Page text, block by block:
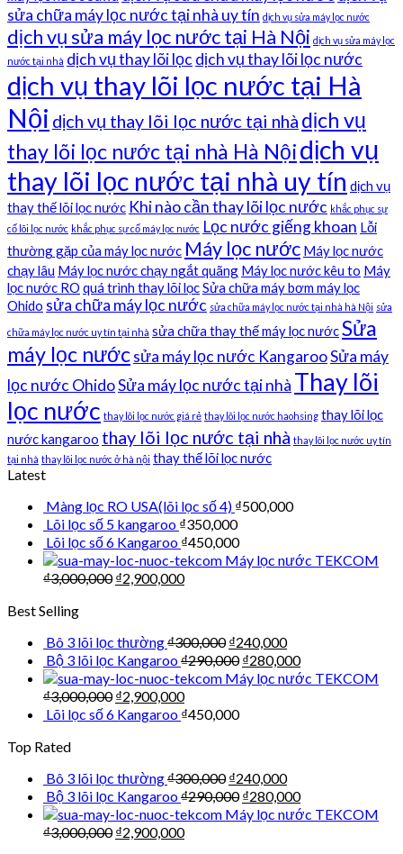
sửa chữa máy lọc nước tại nhà uy tín dịch vụ sửa máy lọc nước
dịch vụ sửa máy lọc nước tại Hà Nội dịch vụ sửa máy lọc
nước tại nhà dịch vụ thay lõi lọc dịch vụ thay lõi lọc nước
dịch vụ thay lõi lọc nước tại Hà
Nội dịch vụ thay lõi lọc nước tại nhà dịch vụ
thay lõi lọc nước tại nhà Hà Nộidịch vụ
thay lõi lọc nước tại nhà uy tín dịch vụ
thay thế lõi lọc nước Khi nào cần thay lõi lọc nước khắc phục sự
cố lõi lọc nước khắc phục sự cố máy lọc nước Lọc nước giếng khoan Lỗi
thường gặp của máy lọc nước Máy lọc nước Máy lọc nước
chạy lâu Máy lọc nước chạy ngắt quãng Máy lọc nước kêu to Máy
lọc nước RO quá trình thay lõi lọcSửa chữa máy bơm máy lọc
Ohido sửa chữa máy lọc nước sửa chữa máy lọc nước tại nhà hà Nội sửa
chữa máy lọc nước uy tín tại nhà sửa chữa thay thế máy lọc nướcSửa
máy lọc nướcsửa máy lọc nước KangarooSửa máy
lọc nước OhidoSửa máy lọc nước tại nhà Thay lõi
lọc nước thay lõi lọc nước giá rẻ thay lõi lọc nước haohsing thay lõi lọc
nước kangaroo thay lõi lọc nước tại nhà thay lõi lọc nước uy tín
tại nhà thay lõi lọc nước ở hà nội thay thế lõi lọc nước
Latest
Màng lọc RO USA(lõi lọc số 4) ₫500,000
Lõi lọc số 5 kangaroo ₫350,000
Lõi lọc số 6 Kangaroo ₫450,000
Máy lọc nước TEKCOM
₫3,000,000 ₫2,900,000
Best Selling
Bô 3 lõi lọc thường₫300,000 ₫240,000
Bộ 3 lõi lọc Kangaroo₫290,000 ₫280,000
Máy lọc nước TEKCOM
₫3,000,000 ₫2,900,000
Lõi lọc số 6 Kangaroo ₫450,000
Top Rated
Bô 3 lõi lọc thường₫300,000 ₫240,000
Bộ 3 lõi lọc Kangaroo₫290,000 ₫280,000
Máy lọc nước TEKCOM
₫3,000,000 ₫2,900,000